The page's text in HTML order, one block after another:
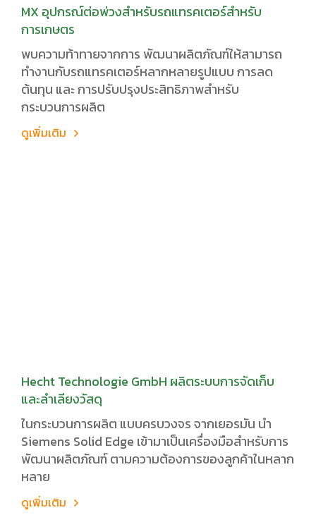
MX อุปกรณ์ต่อพ่วงสำหรับรถแทรคเตอร์สำหรับ
การเกษตร
พบความท้าทายจากการ พัฒนาผลิตภัณฑ์ให้สามารถ
ทำงานกับรถแทรคเตอร์หลากหลายรูปแบบ การลด
ต้นทุน และ การปรับปรุงประสิทธิภาพสำหรับ
กระบวนการผลิต
ดูเพิ่มเติม
Hecht Technologie GmbH ผลิตระบบการจัดเก็บ
และลำเลียงวัสดุ
ในกระบวนการผลิต แบบครบวงจร จากเยอรมัน นำ
Siemens Solid Edge เข้ามาเป็นเครื่องมือสำหรับการ
พัฒนาผลิตภัณฑ์ ตามความต้องการของลูกค้าในหลาก
หลาย
ดูเพิ่มเติม